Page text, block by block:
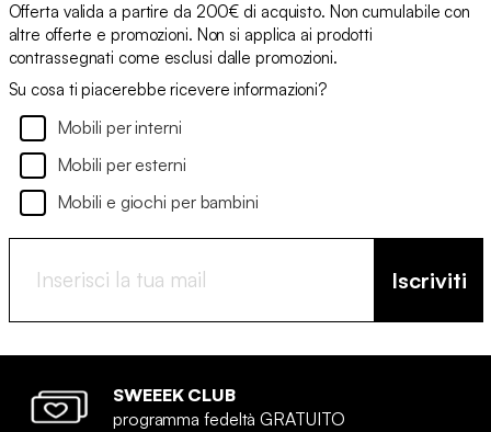
Offerta valida a partire da 200€ di acquisto. Non cumulabile con
altre offerte e promozioni. Non si applica ai prodotti
contrassegnati come esclusi dalle promozioni.
Su cosa ti piacerebbe ricevere informazioni?
Mobili per interni
Mobili per esterni
Mobili e giochi per bambini
Iscriviti
SWEEEK CLUB
programma fedeltà GRATUITO